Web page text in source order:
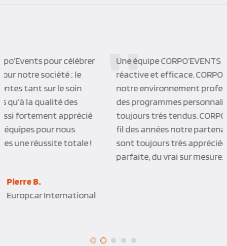
Une équipe CORPO’EVENTS à l’écoute de ses clients,
réactive et efficace. CORPO’EVENTS a su s’adapter à
notre environnement professionnel et nous proposer
des programmes personnalisés dans des délais
toujours très tendus. CORPO’EVENTS est devenu au
fil des années notre partenaire privilégié, les activités
sont toujours très appréciées et l’organisation
parfaite, du vrai sur mesure.